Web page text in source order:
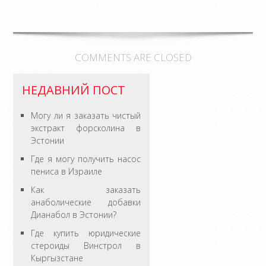
COMMENTS ARE CLOSED
НЕДАВНИЙ ПОСТ
Могу ли я заказать чистый
экстракт форсколина в
Эстонии
Где я могу получить насос
пениса в Израиле
Как заказать
анаболические добавки
Дианабол в Эстонии?
Где купить юридические
стероиды Винстрол в
Кыргызстане